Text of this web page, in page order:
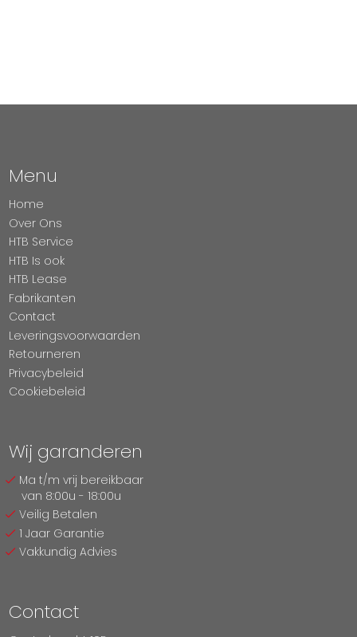
Menu
Home
Over Ons
HTB Service
HTB Is ook
HTB Lease
Fabrikanten
Contact
Leveringsvoorwaarden
Retourneren
Privacybeleid
Cookiebeleid
Wij garanderen
Ma t/m vrij bereikbaar
van 8:00u - 18:00u
Veilig Betalen
1 Jaar Garantie
Vakkundig Advies
Contact